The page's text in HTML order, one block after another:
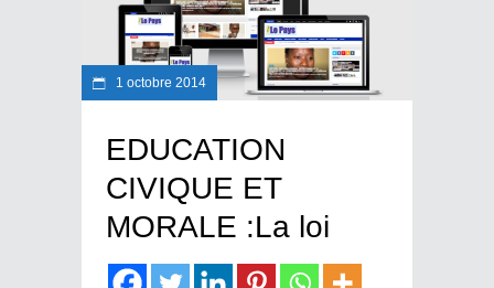
1 octobre 2014
EDUCATION
CIVIQUE ET
MORALE :La loi